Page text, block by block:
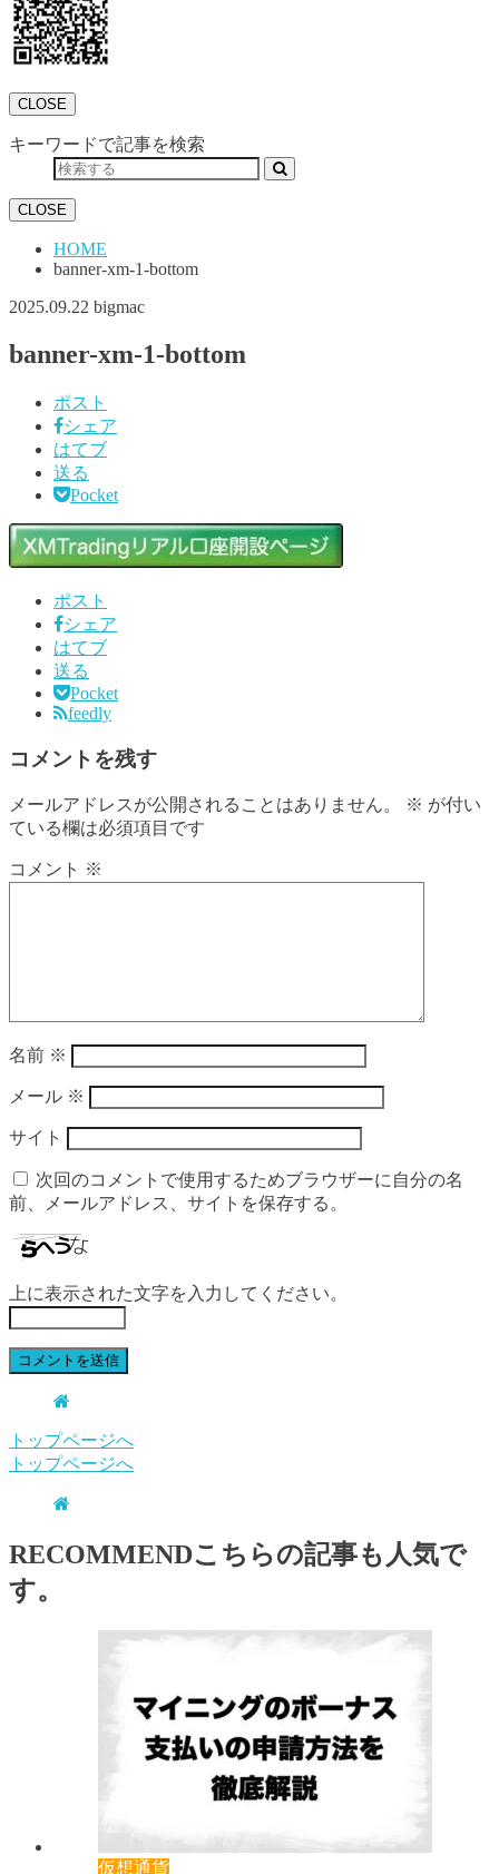
CLOSE
キーワードで記事を検索
CLOSE
HOME
banner-xm-1-bottom
2025.09.22 bigmac
banner-xm-1-bottom
ポスト
シェア
はてブ
送る
Pocket
ポスト
シェア
はてブ
送る
Pocket
feedly
コメントを残す
メールアドレスが公開されることはありません。 ※ が付い
ている欄は必須項目です
コメント ※
名前 ※
メール ※
サイト
次回のコメントで使用するためブラウザーに自分の名
前、メールアドレス、サイトを保存する。
上に表示された文字を入力してください。
トップページへ
トップページへ
RECOMMENDこちらの記事も人気で
す。
仮想通貨